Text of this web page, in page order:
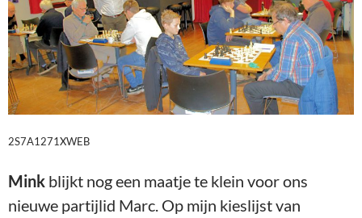
2S7A1271XWEB
Mink blijkt nog een maatje te klein voor ons
nieuwe partijlid Marc. Op mijn kieslijst van